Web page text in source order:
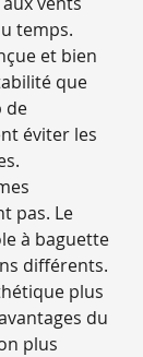
temps.
et bien
que
de
éviter les
pas. Le
à baguette
différents.
plus
du
plus